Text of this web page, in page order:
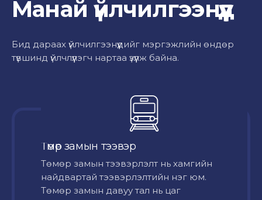
Манай үйлчилгээнүүд
Бид дараах үйлчилгээнүүдийг мэргэжлийн өндөр
түвшинд үйлчлүүлэгч нартаа үзүүлж байна.
Төмөр замын тээвэр
Төмөр замын тээвэрлэлт нь хамгийн
найдвартай тээвэрлэлтийн нэг юм.
Төмөр замын давуу тал нь цаг